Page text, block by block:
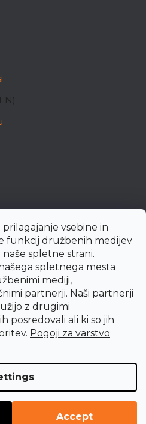
vsebine in
funkcij družbenih medijev
spletne strani.
spletnega mesta
mediji,
partnerji. Naši partnerji
z drugimi
posredovali ali ki so jih
Pogoji za varstvo
Accept
Shoptet Premium